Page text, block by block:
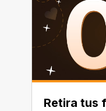
Retira tus